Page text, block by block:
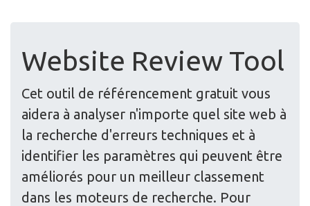
Website Review Tool
Cet outil de référencement gratuit vous
aidera à analyser n'importe quel site web à
la recherche d'erreurs techniques et à
identifier les paramètres qui peuvent être
améliorés pour un meilleur classement
dans les moteurs de recherche. Pour